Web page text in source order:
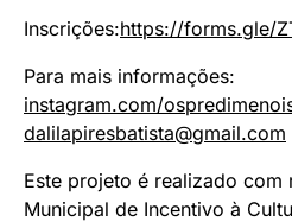
Inscrições:https://forms.gle/
Para mais informações:
instagram.com/
dalilapiresbatista@gmail.com
Este projeto é realizado com
Municipal de Incentivo à